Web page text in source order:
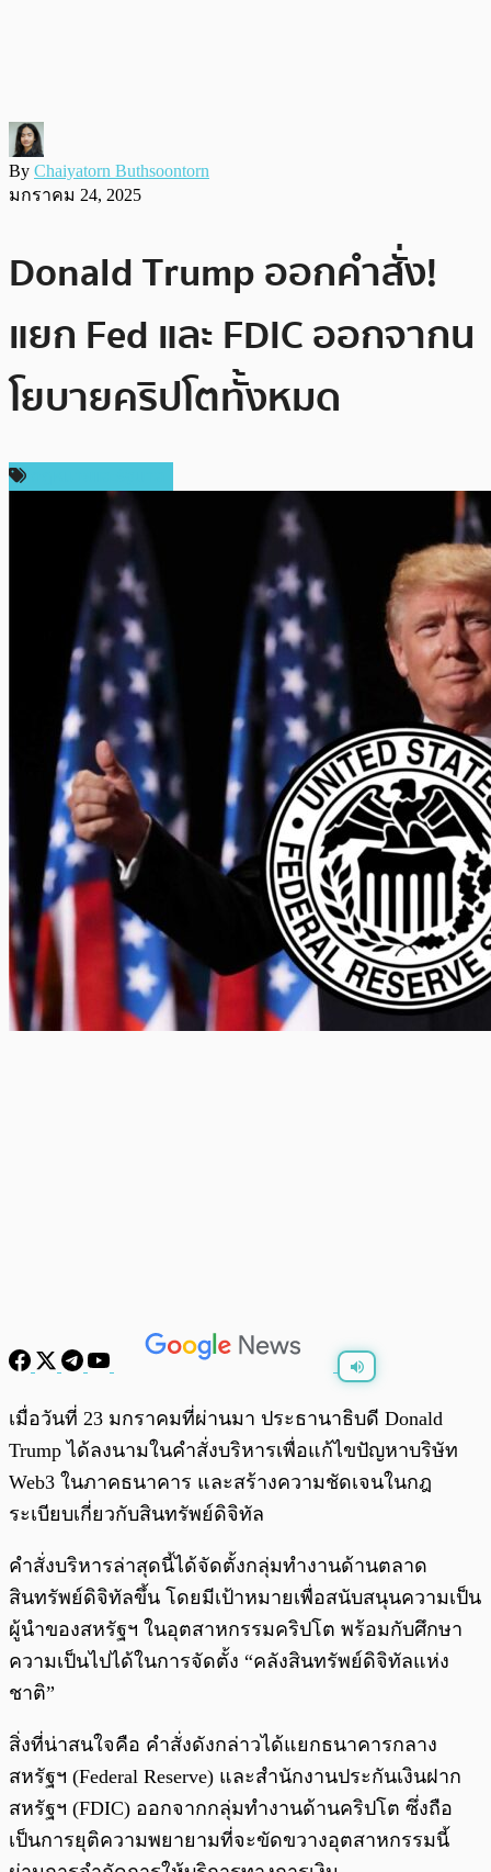
By Chaiyatorn Buthsoontorn
มกราคม 24, 2025
Donald Trump ออกคำสั่ง!
แยก Fed และ FDIC ออกจากน
โยบายคริปโตทั้งหมด
พร้อมเล่น 0:00
เมื่อวันที่ 23 มกราคมที่ผ่านมา ประธานาธิบดี Donald
Trump ได้ลงนามในคำสั่งบริหารเพื่อแก้ไขปัญหาบริษัท
Web3 ในภาคธนาคาร และสร้างความชัดเจนในกฎ
ระเบียบเกี่ยวกับสินทรัพย์ดิจิทัล
คำสั่งบริหารล่าสุดนี้ได้จัดตั้งกลุ่มทำงานด้านตลาด
สินทรัพย์ดิจิทัลขึ้น โดยมีเป้าหมายเพื่อสนับสนุนความเป็น
ผู้นำของสหรัฐฯ ในอุตสาหกรรมคริปโต พร้อมกับศึกษา
ความเป็นไปได้ในการจัดตั้ง “คลังสินทรัพย์ดิจิทัลแห่ง
ชาติ”
สิ่งที่น่าสนใจคือ คำสั่งดังกล่าวได้แยกธนาคารกลาง
สหรัฐฯ (Federal Reserve) และสำนักงานประกันเงินฝาก
สหรัฐฯ (FDIC) ออกจากกลุ่มทำงานด้านคริปโต ซึ่งถือ
เป็นการยุติความพยายามที่จะขัดขวางอุตสาหกรรมนี้